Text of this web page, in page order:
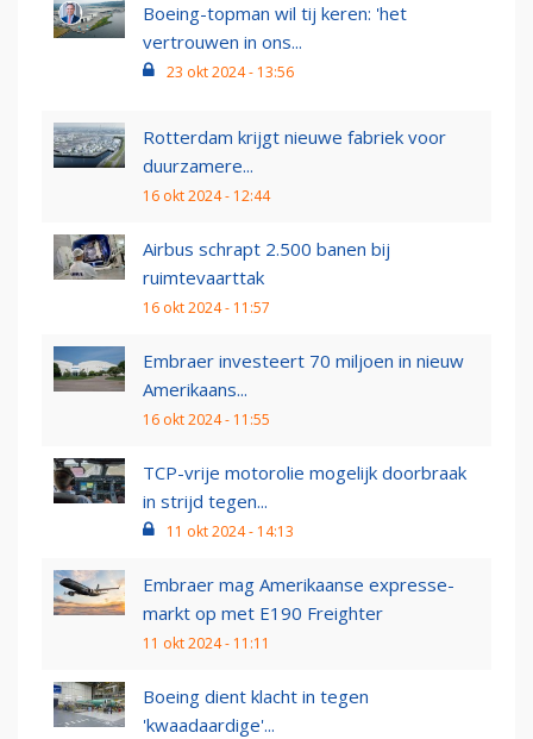
Boeing-topman wil tij keren: 'het
vertrouwen in ons...
23 okt 2024 - 13:56
Rotterdam krijgt nieuwe fabriek voor
duurzamere...
16 okt 2024 - 12:44
Airbus schrapt 2.500 banen bij
ruimtevaarttak
16 okt 2024 - 11:57
Embraer investeert 70 miljoen in nieuw
Amerikaans...
16 okt 2024 - 11:55
TCP-vrije motorolie mogelijk doorbraak
in strijd tegen...
11 okt 2024 - 14:13
Embraer mag Amerikaanse expresse-
markt op met E190 Freighter
11 okt 2024 - 11:11
Boeing dient klacht in tegen
'kwaadaardige'...